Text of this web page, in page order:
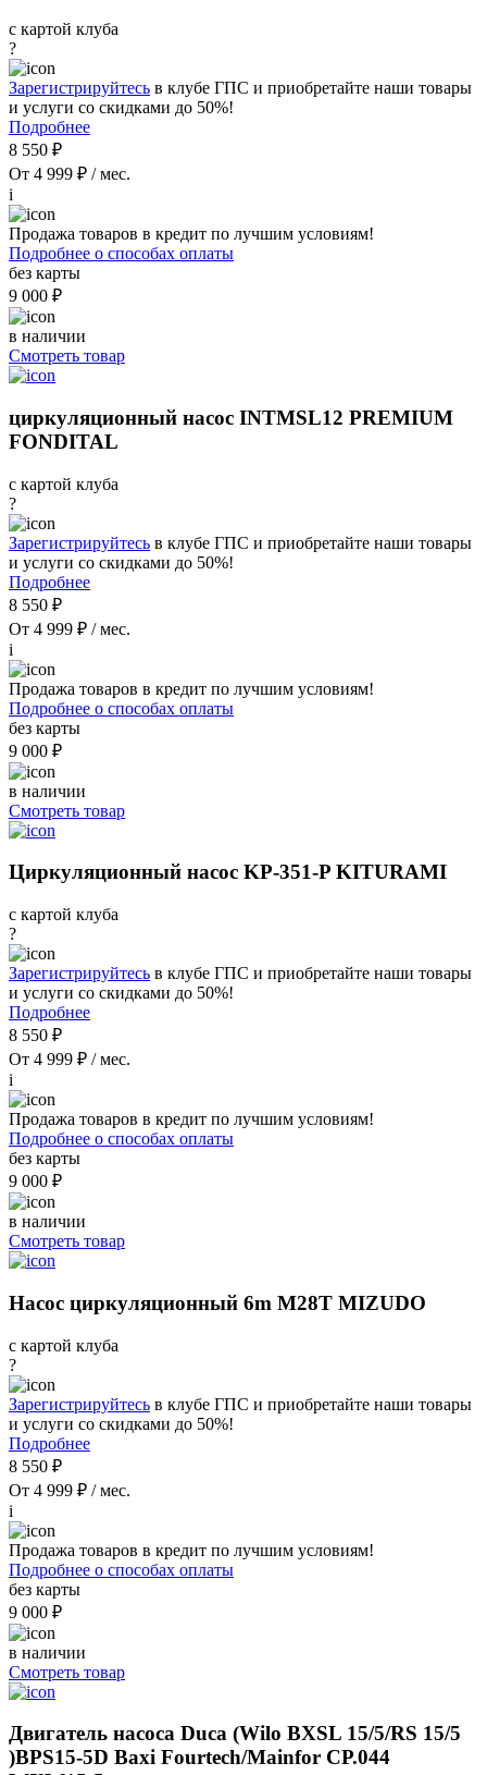
с картой клуба
?
Зарегистрируйтесь в клубе ГПС и приобретайте наши товары
и услуги со скидками до 50%!
Подробнее
8 550 ₽
От 4 999 ₽ / мес.
i
Продажа товаров в кредит по лучшим условиям!
Подробнее о способах оплаты
без карты
9 000 ₽
в наличии
Смотреть товар
циркуляционный насос INTMSL12 PREMIUM
FONDITAL
с картой клуба
?
Зарегистрируйтесь в клубе ГПС и приобретайте наши товары
и услуги со скидками до 50%!
Подробнее
8 550 ₽
От 4 999 ₽ / мес.
i
Продажа товаров в кредит по лучшим условиям!
Подробнее о способах оплаты
без карты
9 000 ₽
в наличии
Смотреть товар
Циркуляционный насос KP-351-P KITURAMI
с картой клуба
?
Зарегистрируйтесь в клубе ГПС и приобретайте наши товары
и услуги со скидками до 50%!
Подробнее
8 550 ₽
От 4 999 ₽ / мес.
i
Продажа товаров в кредит по лучшим условиям!
Подробнее о способах оплаты
без карты
9 000 ₽
в наличии
Смотреть товар
Насос циркуляционный 6m M28T MIZUDO
с картой клуба
?
Зарегистрируйтесь в клубе ГПС и приобретайте наши товары
и услуги со скидками до 50%!
Подробнее
8 550 ₽
От 4 999 ₽ / мес.
i
Продажа товаров в кредит по лучшим условиям!
Подробнее о способах оплаты
без карты
9 000 ₽
в наличии
Смотреть товар
Двигатель насоса Duca (Wilo BXSL 15/5/RS 15/5
)BPS15-5D Baxi Fourtech/Mainfor CP.044